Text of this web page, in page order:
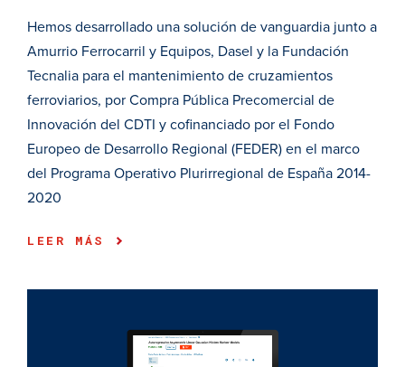
Hemos desarrollado una solución de vanguardia junto a
Amurrio Ferrocarril y Equipos, Dasel y la Fundación
Tecnalia para el mantenimiento de cruzamientos
ferroviarios, por Compra Pública Precomercial de
Innovación del CDTI y cofinanciado por el Fondo
Europeo de Desarrollo Regional (FEDER) en el marco
del Programa Operativo Plurirregional de España 2014-
2020
LEER MÁS